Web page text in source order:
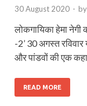
30 August 2020 - by
लोकगायिका हेमा नेगी
-2’ 30 अगस्त
और पांडवों की एक
READ MORE